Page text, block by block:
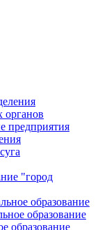
органов
предприятия
"город
образование
образование
образование